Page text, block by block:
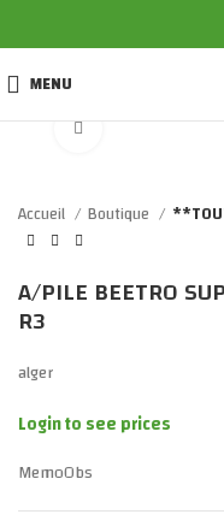
MENU
Click to enlarge
Accueil Boutique
A/PILE BEETRO
R3
alger
Login to see prices
MemoObs